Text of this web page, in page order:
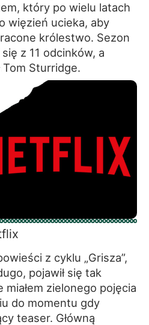
który po wielu latach
więzień ucieka, aby
królestwo. Sezon
z 11 odcinków, a
Tom Sturridge.
z cyklu „Grisza”,
pojawił się tak
zielonego pojęcia
do momentu gdy
teaser. Główną